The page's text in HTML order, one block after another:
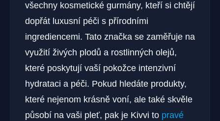
všechny kosmetické gurmány, kteří si chtějí
dopřát luxusní péči s přírodními
ingrediencemi. Tato značka se zaměřuje na
využití živých plodů a rostlinných olejů,
které poskytují vaší pokožce intenzivní
hydrataci a péči. Pokud hledáte produkty,
které nejenom krásně voní, ale také skvěle
působí na vaši pleť, pak je Kivvi to pravé